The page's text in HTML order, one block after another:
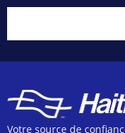
Votre source de